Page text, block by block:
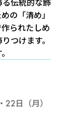
る伝統的な飾
の「清め」
られたしめ
つけます。
日（月）